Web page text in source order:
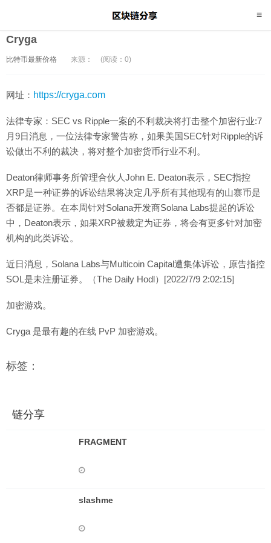
Cryga
比特币最新价格 来源： (阅读：0)
网址： https://cryga.com
法律专家：SEC vs Ripple一案的不利裁决将打击整个加密行业:7
月9日消息，一位法律专家警告称，如果美国SEC针对Ripple的诉
讼做出不利的裁决，将对整个加密货币行业不利。
Deaton律师事务所管理合伙人John E. Deaton表示，SEC指控
XRP是一种证券的诉讼结果将决定几乎所有其他现有的山寨币是
否都是证券。在本周针对Solana开发商Solana Labs提起的诉讼
中，Deaton表示，如果XRP被裁定为证券，将会有更多针对加密
机构的此类诉讼。
近日消息，Solana Labs与Multicoin Capital遭集体诉讼，原告指控
SOL是未注册证券。（The Daily Hodl）[2022/7/9 2:02:15]
加密游戏。
Cryga 是最有趣的在线 PvP 加密游戏。
标签：
链分享
FRAGMENT
slashme